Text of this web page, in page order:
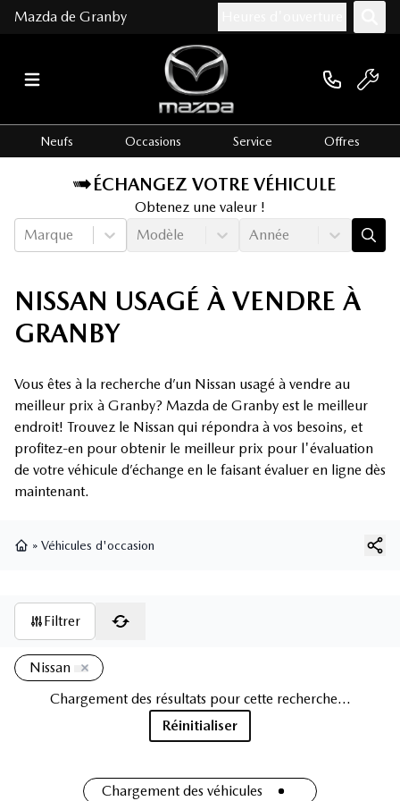
Mazda de Granby
Neufs Occasions Service Offres
ÉCHANGEZ VOTRE VÉHICULE
Obtenez une valeur !
Marque
Modèle Année
NISSAN USAGÉ À VENDRE À
GRANBY
Vous êtes à la recherche d’un Nissan usagé à vendre au
meilleur prix à Granby? Mazda de Granby est le meilleur
endroit! Trouvez le Nissan qui répondra à vos besoins, et
profitez-en pour obtenir le meilleur prix pour l'évaluation
de votre véhicule d’échange en le faisant évaluer en ligne dès
maintenant.
» Véhicules d'occasion
Filtrer
Nissan
Chargement des résultats pour cette recherche...
Réinitialiser
Chargement des véhicules